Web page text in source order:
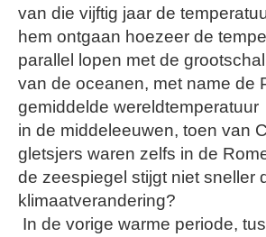
van die vijftig jaar de
hem ontgaan hoezeer de
parallel lopen met de
van de oceanen, met name de
gemiddelde
in de middeleeuwen, toen van
gletsjers waren zelfs in de
de zeespiegel stijgt niet sneller
klimaatverandering?
In de vorige warme periode,